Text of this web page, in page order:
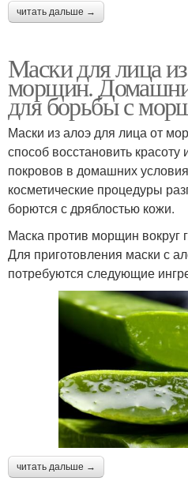
читать дальше →
Маски для лица
морщин.
для борьбы с
Маски из алоэ для лица от
способ восстановить
покровов в домашних
косметические процедуры
борются с дряблостью кожи.
Маска против морщин вокруг
Для приготовления маски с
потребуются следующие
читать дальше →